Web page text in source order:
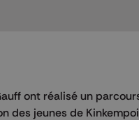
LinkedIn
sur Whatsapp
ont réalisé un
des jeunes de